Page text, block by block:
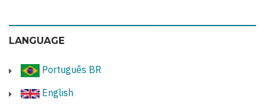
LANGUAGE
Português BR
English